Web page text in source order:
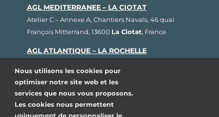
AGL MEDITERRANEE – LA CIOTAT
Atelier C – Annexe A, Chantiers Navals, 46 quai
François Mitterrand, 13600 La Ciotat, France
AGL ATLANTIQUE – LA ROCHELLE
Rochelle, France
AGL BRETAGNE – LORIENT
1, rue Cdt L’Herminier, Bloc K2, 56100
Nous utilisons les cookies pour
optimiser notre site web et les
services que nous vous proposons.
Les cookies nous permettent